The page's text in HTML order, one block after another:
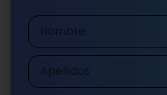
Nombre
Apellidos